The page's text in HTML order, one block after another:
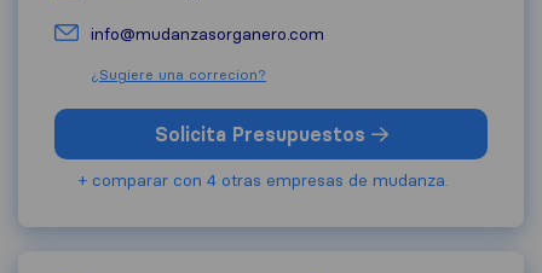
info@mudanzasorganero.com
¿Sugiere una correcion?
Solicita Presupuestos
+ comparar con 4 otras empresas de mudanza.